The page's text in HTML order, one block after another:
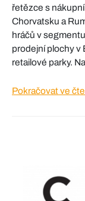
řetězce s
Chorvatsku a
hráčů v
prodejní plochy v
retailové parky.
Supernova
Pokračovat ve